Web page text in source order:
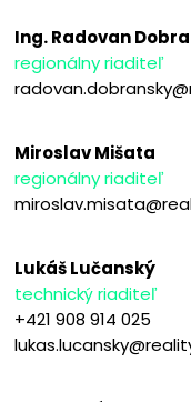
Ing. Radovan
regionálny riaditeľ
Miroslav Mišata
regionálny riaditeľ
Lukáš Lučanský
technický riaditeľ
+421 908 914 025